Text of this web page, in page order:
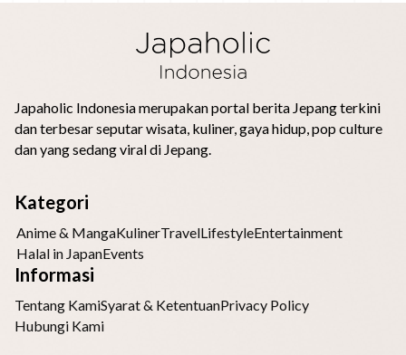
Japaholic Indonesia merupakan portal berita Jepang terkini
dan terbesar seputar wisata, kuliner, gaya hidup, pop culture
dan yang sedang viral di Jepang.
Kategori
Anime & MangaKulinerTravelLifestyleEntertainment
Halal in JapanEvents
Informasi
Tentang KamiSyarat & KetentuanPrivacy Policy
Hubungi Kami